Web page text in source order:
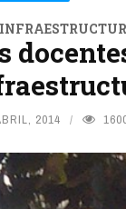
2014